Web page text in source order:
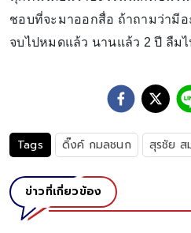
ชอบที่จะมาออกสื่อ ถ้าถามว่ามี
จบไปหมดแล้ว นานแล้ว 2 ปี ลืม
Tags ดิ๊งค์ กมลชนก สุรชัย ส
ข่าวที่เกี่ยวข้อง